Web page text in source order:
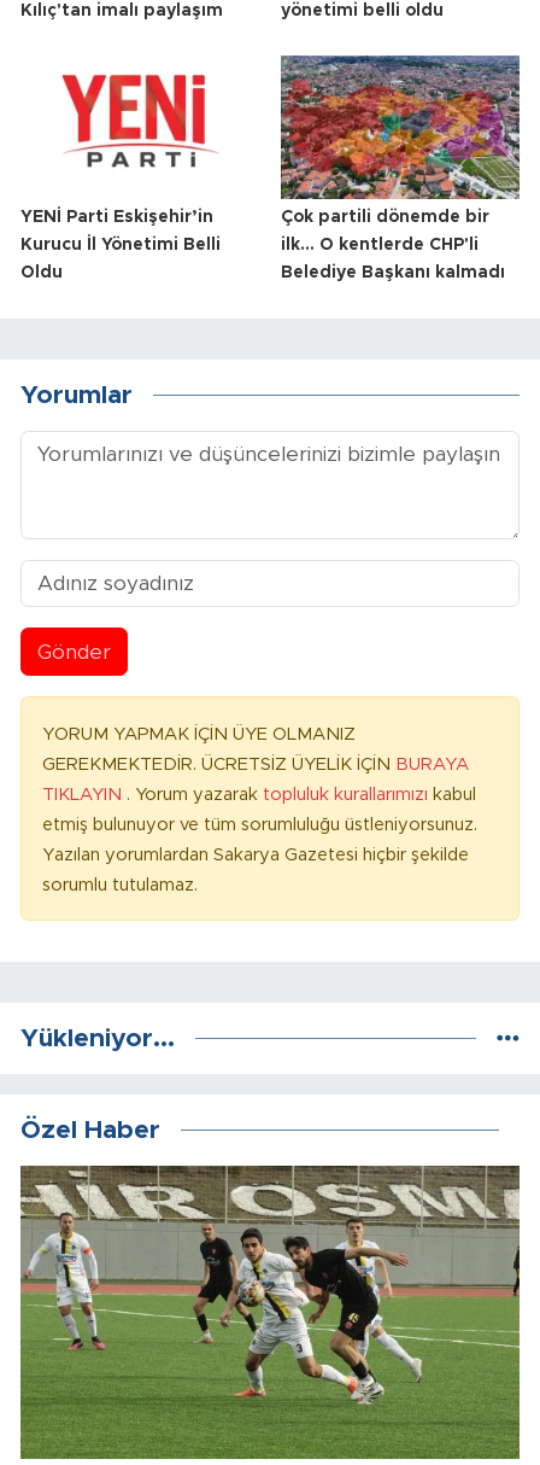
Kılıç'tan imalı paylaşım
yönetimi belli oldu
YENİ Parti Eskişehir’in
Kurucu İl Yönetimi Belli
Oldu
Çok partili dönemde bir
ilk... O kentlerde CHP'li
Belediye Başkanı kalmadı
Yorumlar
Gönder
YORUM YAPMAK İÇİN ÜYE OLMANIZ
GEREKMEKTEDİR. ÜCRETSİZ ÜYELİK İÇİN BURAYA
TIKLAYIN . Yorum yazarak topluluk kurallarımızı kabul
etmiş bulunuyor ve tüm sorumluluğu üstleniyorsunuz.
Yazılan yorumlardan Sakarya Gazetesi hiçbir şekilde
sorumlu tutulamaz.
Yükleniyor...
Özel Haber